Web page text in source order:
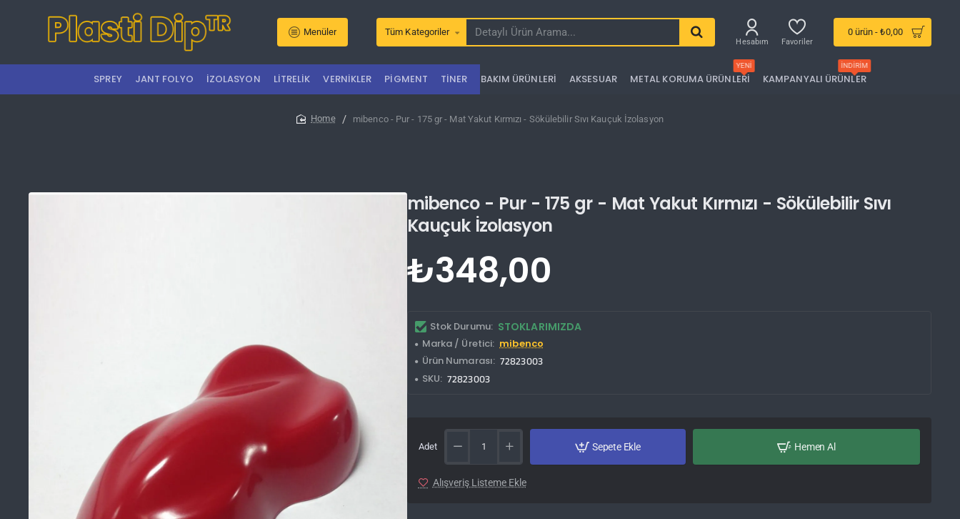
Menüler Tüm Kategoriler
Detaylı
Arama...
Hesabım Favoriler
0 ürün - ₺0,00
SPREY JANT FOLYO İZOLASYON LITRELIK VERNIKLER PIGMENT TINER BAKIM ÜRÜNLERI AKSESUAR METAL KORUMA ÜRÜNLERI
YENI
KAMPANYALI ÜRÜNLER
İNDIRIM
mibenco - Pur - 175 gr - Mat Yakut Kırmızı - Sökülebilir Sıvı Kauçuk İzolasyon
mibenco - Pur - 175 gr - Mat Yakut Kırmızı - Sökülebilir Sıvı
Kauçuk İzolasyon
Stok Durumu: STOKLARIMIZDA
Marka / Üretici: mibenco
Ürün Numarası: 72823003
SKU: 72823003
₺348,00
Adet Sepete Ekle Hemen Al
Alışveriş Listeme Ekle